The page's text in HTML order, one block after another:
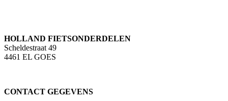
HOLLAND FIETSONDERDELEN
Scheldestraat 49
4461 EL GOES
CONTACT GEGEVENS